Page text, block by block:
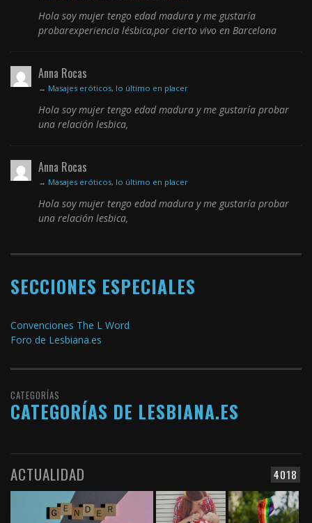
Hola soy mujer tengo edad madura y me gustaría
probarexperiencia lésbica,por cierto vivo en Barcelona
Anna Rocas
→ Masajes eróticos, lo último en placer
Hola soy mujer tengo edad madura y me gustaría probar
una relación lesbica,
Anna Rocas
→ Masajes eróticos, lo último en placer
Hola soy mujer tengo edad madura y me gustaría probar
una relación lesbica,
SECCIONES ESPECIALES
Convenciones The L Word
Foro de Lesbiana.es
CATEGORÍAS
CATEGORÍAS DE LESBIANA.ES
4018
ACTUALIDAD